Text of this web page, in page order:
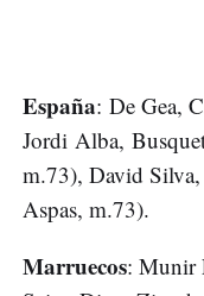
España: De Gea,
Jordi Alba,
m.73), David
Aspas, m.73).
Marruecos: Munir